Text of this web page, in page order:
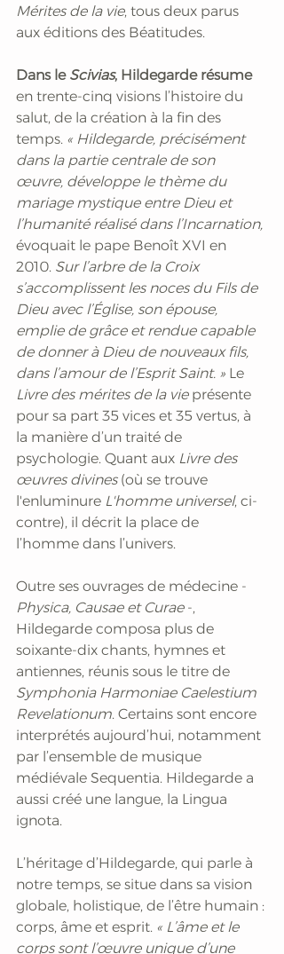
Mérites de la vie, tous deux parus
aux éditions des Béatitudes.
Dans le Scivias, Hildegarde résume
en trente-cinq visions l’histoire du
salut, de la création à la fin des
temps. « Hildegarde, précisément
dans la partie centrale de son
œuvre, développe le thème du
mariage mystique entre Dieu et
l’humanité réalisé dans l’Incarnation,
évoquait le pape Benoît XVI en
2010. Sur l’arbre de la Croix
s’accomplissent les noces du Fils de
Dieu avec l’Église, son épouse,
emplie de grâce et rendue capable
de donner à Dieu de nouveaux fils,
dans l’amour de l’Esprit Saint. » Le
Livre des mérites de la vie présente
pour sa part 35 vices et 35 vertus, à
la manière d’un traité de
psychologie. Quant aux Livre des
œuvres divines (où se trouve
l'enluminure L'homme universel, ci-
contre), il décrit la place de
l’homme dans l’univers.
Outre ses ouvrages de médecine -
Physica, Causae et Curae -,
Hildegarde composa plus de
soixante-dix chants, hymnes et
antiennes, réunis sous le titre de
Symphonia Harmoniae Caelestium
Revelationum. Certains sont encore
interprétés aujourd’hui, notamment
par l’ensemble de musique
médiévale Sequentia. Hildegarde a
aussi créé une langue, la Lingua
ignota.
L’héritage d’Hildegarde, qui parle à
notre temps, se situe dans sa vision
globale, holistique, de l’être humain :
corps, âme et esprit. « L’âme et le
corps sont l’œuvre unique d’une